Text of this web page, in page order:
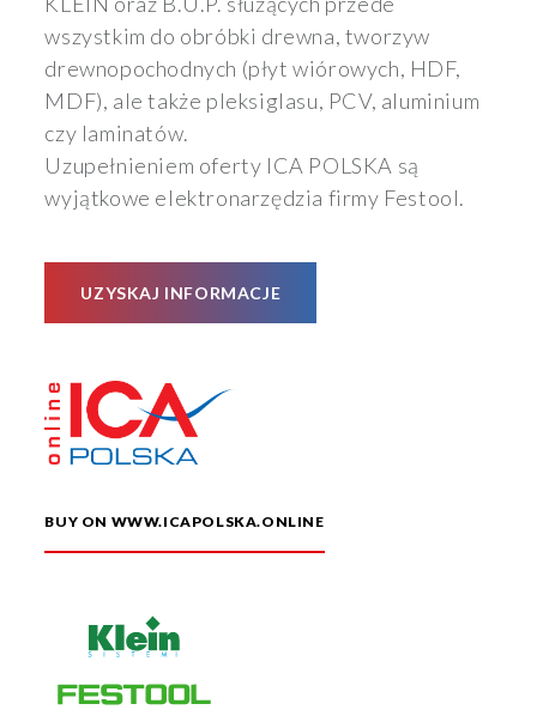
wszystkim do obróbki drewna, tworzyw
drewnopochodnych (płyt wiórowych, HDF,
MDF), ale także pleksiglasu, PCV, aluminium
czy laminatów.
Uzupełnieniem oferty ICA POLSKA są
wyjątkowe elektronarzędzia firmy Festool.
UZYSKAJ INFORMACJE
BUY ON WWW.ICAPOLSKA.ONLINE